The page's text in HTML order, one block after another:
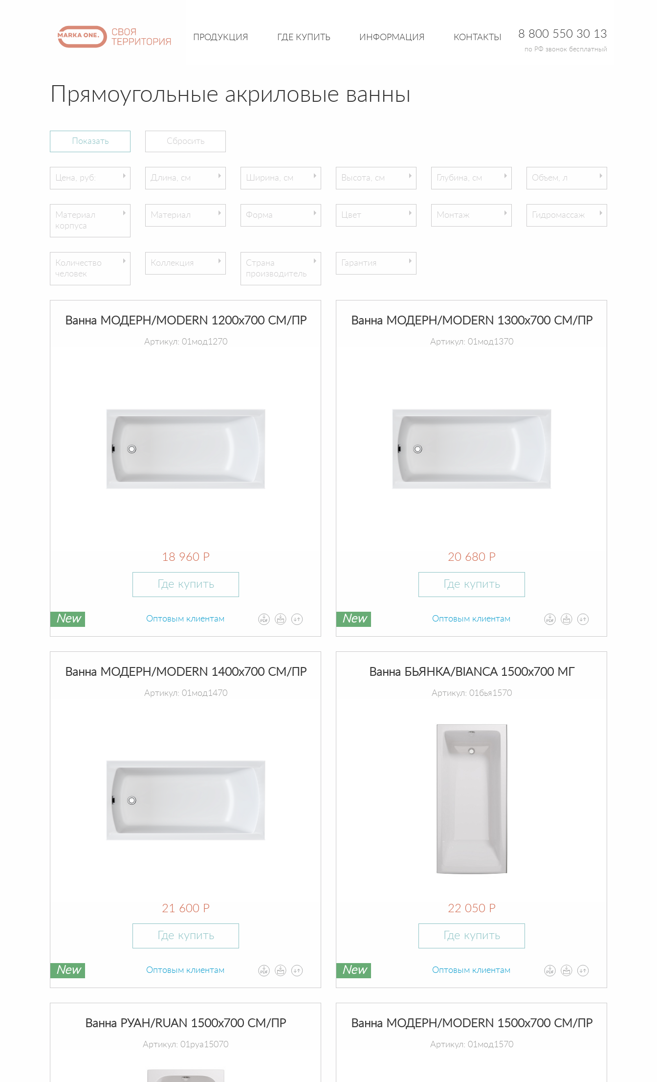
ПРОДУКЦИЯ ГДЕ КУПИТЬ ИНФОРМАЦИЯ КОНТАКТЫ 8 800 550 30 13
по РФ звонок бесплатный
Прямоугольные акриловые ванны
Цена, руб: Длина, см Ширина, см Высота, см Глубина, см Объем, л
Материал
корпуса
Материал Форма Цвет Монтаж Гидромассаж
Количество
человек
Коллекция
Страна
производитель
Гарантия
Ванна МОДЕРН/MODERN 1200х700 СМ/ПР
Артикул: 01мод1270
18 960 Р
Где купить
New Оптовым клиентам
Ванна МОДЕРН/MODERN 1300х700 СМ/ПР
Артикул: 01мод1370
20 680 Р
Где купить
New Оптовым клиентам
Ванна МОДЕРН/MODERN 1400х700 СМ/ПР
Артикул: 01мод1470
21 600 Р
Где купить
New Оптовым клиентам
Ванна БЬЯНКА/BIANCA 1500х700 МГ
Артикул: 01бья1570
22 050 Р
Где купить
New Оптовым клиентам
Ванна РУАН/RUAN 1500х700 СМ/ПР
Артикул: 01руа15070
Ванна МОДЕРН/MODERN 1500х700 СМ/ПР
Артикул: 01мод1570